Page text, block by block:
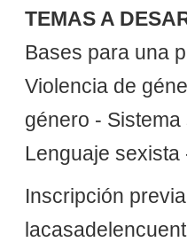
TEMAS A
Bases para una
Violencia de
género -
Lenguaje
Inscripción